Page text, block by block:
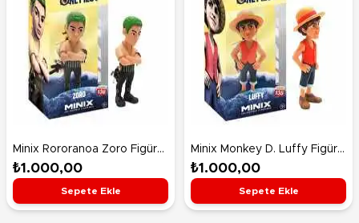
Minix Rororanoa Zoro Figürü
11971
₺1.000,00
Sepete Ekle
Minix Monkey D. Luffy Figürü
11964
₺1.000,00
Sepete Ekle